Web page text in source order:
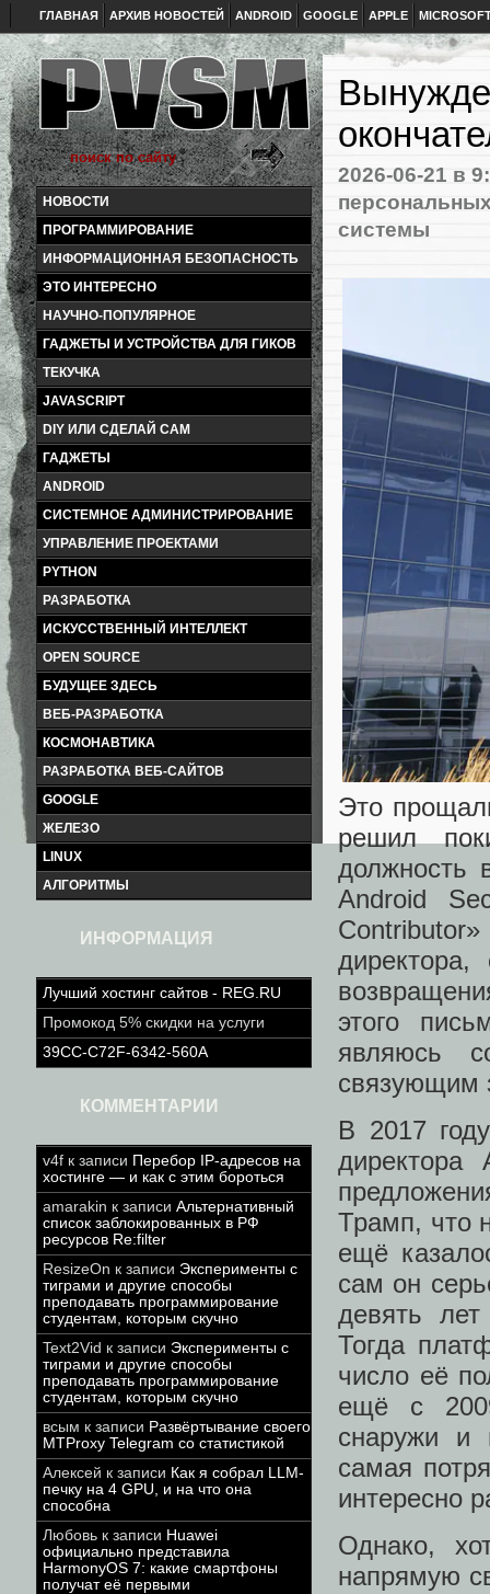
ГЛАВНАЯ АРХИВ НОВОСТЕЙ ANDROID GOOGLE APPLE
НОВОСТИ
ПРОГРАММИРОВАНИЕ
ИНФОРМАЦИОННАЯ БЕЗОПАСНОСТЬ
ЭТО ИНТЕРЕСНО
НАУЧНО-ПОПУЛЯРНОЕ
ГАДЖЕТЫ И УСТРОЙСТВА ДЛЯ ГИКОВ
ТЕКУЧКА
JAVASCRIPT
DIY ИЛИ СДЕЛАЙ САМ
ГАДЖЕТЫ
ANDROID
СИСТЕМНОЕ АДМИНИСТРИРОВАНИЕ
УПРАВЛЕНИЕ ПРОЕКТАМИ
PYTHON
РАЗРАБОТКА
ИСКУССТВЕННЫЙ ИНТЕЛЛЕКТ
OPEN SOURCE
БУДУЩЕЕ ЗДЕСЬ
ВЕБ-РАЗРАБОТКА
КОСМОНАВТИКА
РАЗРАБОТКА ВЕБ-САЙТОВ
GOOGLE
ЖЕЛЕЗО
LINUX
АЛГОРИТМЫ
ИНФОРМАЦИЯ
Лучший хостинг сайтов - REG.RU
Промокод 5% скидки на услуги
39CC-C72F-6342-560A
КОММЕНТАРИИ
v4f к записи Перебор IP-адресов на
хостинге — и как с этим бороться
amarakin к записи Альтернативный
список заблокированных в РФ
ресурсов Re:filter
ResizeOn к записи Эксперименты с
тиграми и другие способы
преподавать программирование
студентам, которым скучно
Text2Vid к записи Эксперименты с
тиграми и другие способы
преподавать программирование
студентам, которым скучно
всым к записи Развёртывание своего
MTProxy Telegram со статистикой
Алексей к записи Как я собрал LLM-
печку на 4 GPU, и на что она
способна
Любовь к записи Huawei
официально представила
HarmonyOS 7: какие смартфоны
получат её первыми
2026-06-21 в
системы
Это
решил
должность
Android
этого
являюсь
связующим
В 2017
директора
Трамп, что
ещё
сам он
девять
Тогда
число её
ещё с
снаружи и
самая
интересно
Однако,
напрямую